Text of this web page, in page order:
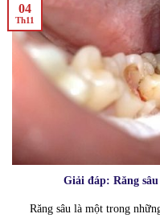
Giải đáp: Răng
Răng sâu là một trong
04
Th11